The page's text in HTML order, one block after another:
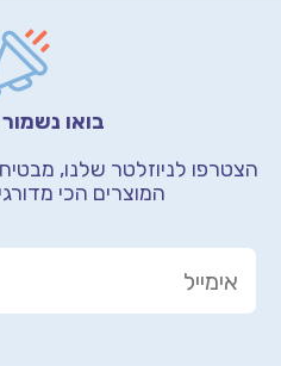
בואו
הצטרפו לניוזלטר שלנו,
המוצרים הכי